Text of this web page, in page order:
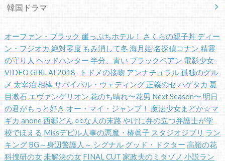
韓国ドラマ
オーファン・ブラック 崖っぷちホテル！ さくらの親子丼 ディー
ン・フジオカ 絶対零度 もみ消して冬 海月姫 名探偵コナン 精霊
の守り人 ヘッドハンター 半分、青い ブラックペアン 電影少女-
VIDEO GIRL AI 2018- トドメの接吻 アンナチュラル孤独のグル
メ 太宰治相棒 サバイバル・ウェディング 正義のセ ハゲタカ 夏
目漱石 エヴァンゲリオン 花のち晴れ〜花男 Next Season〜 明日
の君がもっと好き オー・マイ・ジャンプ！ 魔法少女まどか☆マ
ギカ anone西郷どん ○○な人の末路 やけに弁の立つ弁護士が学
校でほえる Missデビル人事の悪魔・椿眞子 スタジオジブリ ラン
キング BG～身辺警護人～ シグナル グッド・ドクター 高嶺の花
科捜研の女未解決の女 FINAL CUT 家政夫のミタゾノ 小説ラン